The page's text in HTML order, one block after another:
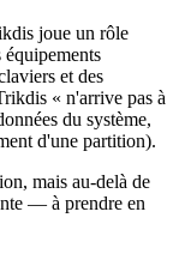
joue un rôle
et des
« n'arrive pas à
du système,
d'une partition).
mais au-delà de
— à prendre en